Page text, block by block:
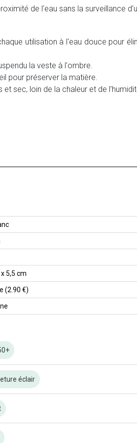
de l'eau sans la surveillance
utilisation à l'eau douce pour
la veste à l'ombre.
pour préserver la matière.
et sec, loin de la chaleur et de
5,5 cm
(2.90 €)
éclair